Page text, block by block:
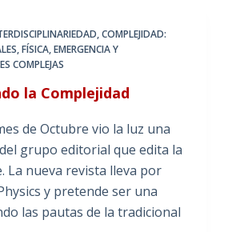
,COMPLEJIDAD:
,FÍSICA, EMERGENCIA Y
COMPLEJAS
la Complejidad
de Octubre vio la luz una
grupo editorial que edita la
La nueva revista lleva por
y pretende ser una
las pautas de la tradicional